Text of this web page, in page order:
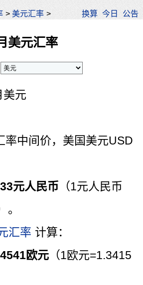
>美元汇率 > 换算 今日 公告
美元汇率
美元
率中间价，美国美元USD
元人民币 （1元人民币
。
汇率 计算：
欧元 （1欧元=1.3415